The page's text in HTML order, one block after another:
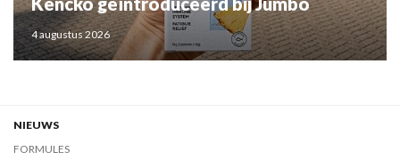
4 augustus 2026
NIEUWS
FORMULES